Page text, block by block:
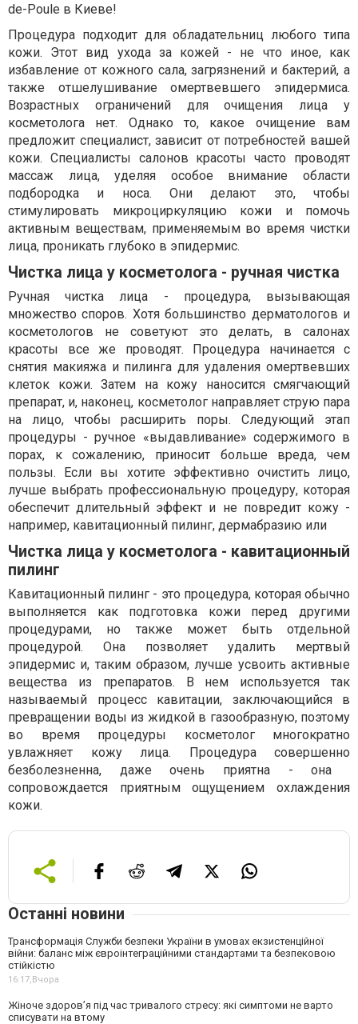
de-Poule в Киеве!
Процедура подходит для обладательниц любого типа
кожи. Этот вид ухода за кожей - не что иное, как
избавление от кожного сала, загрязнений и бактерий, а
также отшелушивание омертвевшего эпидермиса.
Возрастных ограничений для очищения лица у
косметолога нет. Однако то, какое очищение вам
предложит специалист, зависит от потребностей вашей
кожи. Специалисты салонов красоты часто проводят
массаж лица, уделяя особое внимание области
подбородка и носа. Они делают это, чтобы
стимулировать микроциркуляцию кожи и помочь
активным веществам, применяемым во время чистки
лица, проникать глубоко в эпидермис.
Чистка лица у косметолога - ручная чистка
Ручная чистка лица - процедура, вызывающая
множество споров. Хотя большинство дерматологов и
косметологов не советуют это делать, в салонах
красоты все же проводят. Процедура начинается с
снятия макияжа и пилинга для удаления омертвевших
клеток кожи. Затем на кожу наносится смягчающий
препарат, и, наконец, косметолог направляет струю пара
на лицо, чтобы расширить поры. Следующий этап
процедуры - ручное «выдавливание» содержимого в
порах, к сожалению, приносит больше вреда, чем
пользы. Если вы хотите эффективно очистить лицо,
лучше выбрать профессиональную процедуру, которая
обеспечит длительный эффект и не повредит кожу -
например, кавитационный пилинг, дермабразию или
Чистка лица у косметолога - кавитационный
пилинг
Кавитационный пилинг - это процедура, которая обычно
выполняется как подготовка кожи перед другими
процедурами, но также может быть отдельной
процедурой. Она позволяет удалить мертвый
эпидермис и, таким образом, лучше усвоить активные
вещества из препаратов. В нем используется так
называемый процесс кавитации, заключающийся в
превращении воды из жидкой в ​​газообразную, поэтому
во время процедуры косметолог многократно
увлажняет кожу лица. Процедура совершенно
безболезненна, даже очень приятна - она ​​
сопровождается приятным ощущением охлаждения
кожи.
Останні новини
Трансформація Служби безпеки України в умовах екзистенційної
війни: баланс між євроінтеграційними стандартами та безпековою
стійкістю
16:17,Вчора
Жіноче здоров’я під час тривалого стресу: які симптоми не варто
списувати на втому